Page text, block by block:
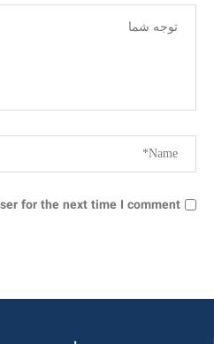
for the next time I comment.